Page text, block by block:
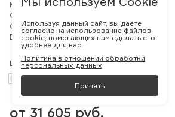
Коллекция:Marsel
Остекление:
Стиль:Классика
Внешний вид:Филенчатая
Цвет:
от 31 605 руб.
Используя данный сайт, вы даете
согласие на использование файлов
cookie, помогающих нам сделать его
удобнее для вас.
Политика в отношении обработки
персональных данных
Принять